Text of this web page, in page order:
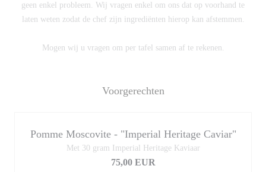
geen enkel probleem. Wij vragen enkel om ons dat op voorhand te
laten weten zodat de chef zijn ingrediënten hierop kan afstemmen.
Mogen wij u vragen om per tafel samen af te rekenen.
Voorgerechten
Pomme Moscovite - "Imperial Heritage Caviar"
Met 30 gram Imperial Heritage Kaviaar
75,00 EUR